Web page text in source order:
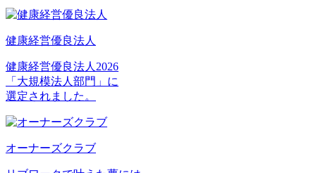
健康経営優良法人
健康経営優良法人2026
「大規模法人部門」に
選定されました。
オーナーズクラブ